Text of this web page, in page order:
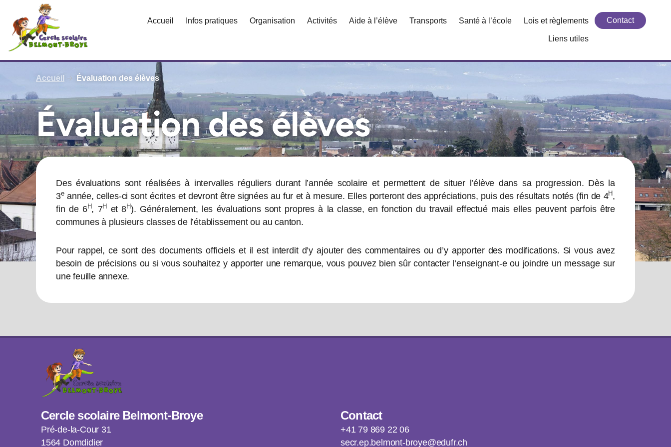
contenu
Accueil Infos pratiques Organisation Activités Aide à l’élève Transports Santé à l’école Lois et règlements
Liens utiles
Contact
Accueil Évaluation des élèves
Évaluation des élèves
Des évaluations sont réalisées à intervalles réguliers durant l’année scolaire et permettent de situer l’élève dans sa progression. Dès la
3eannée, celles-ci sont écrites et devront être signées au fur et à mesure. Elles porteront des appréciations, puis des résultats notés (fin de 4H,
fin de 6H, 7H et 8H). Généralement, les évaluations sont propres à la classe, en fonction du travail effectué mais elles peuvent parfois être
communes à plusieurs classes de l’établissement ou au canton.
Pour rappel, ce sont des documents officiels et il est interdit d’y ajouter des commentaires ou d’y apporter des modifications. Si vous avez
besoin de précisions ou si vous souhaitez y apporter une remarque, vous pouvez bien sûr contacter l’enseignant-e ou joindre un message sur
une feuille annexe.
Cercle scolaire Belmont-Broye
Pré-de-la-Cour 31
1564 Domdidier
Contact
+41 79 869 22 06
secr.ep.belmont-broye@edufr.ch